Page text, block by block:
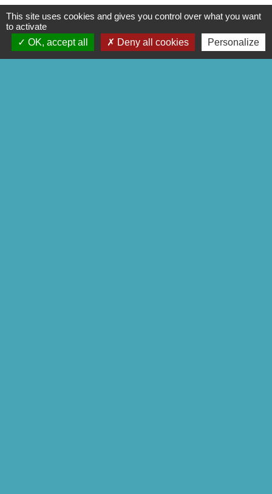
This site uses cookies and gives you control over what you want
to activate
OK, accept all
Deny all cookies Personalize